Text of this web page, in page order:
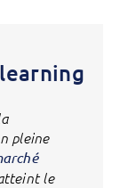
pleine
le